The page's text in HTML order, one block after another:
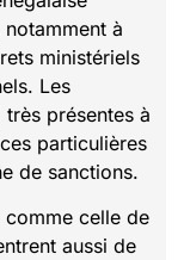
à
ministériels
Les
présentes à
particulières
de sanctions.
comme celle de
aussi de